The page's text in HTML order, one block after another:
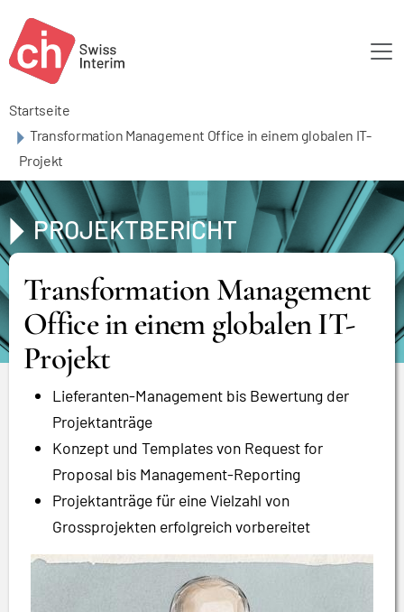
Startseite
Transformation Management Office in einem globalen IT-
Projekt
PROJEKTBERICHT
Transformation Management
Office in einem globalen IT-
Projekt
Lieferanten-Management bis Bewertung der
Projektanträge
Konzept und Templates von Request for
Proposal bis Management-Reporting
Projektanträge für eine Vielzahl von
Grossprojekten erfolgreich vorbereitet